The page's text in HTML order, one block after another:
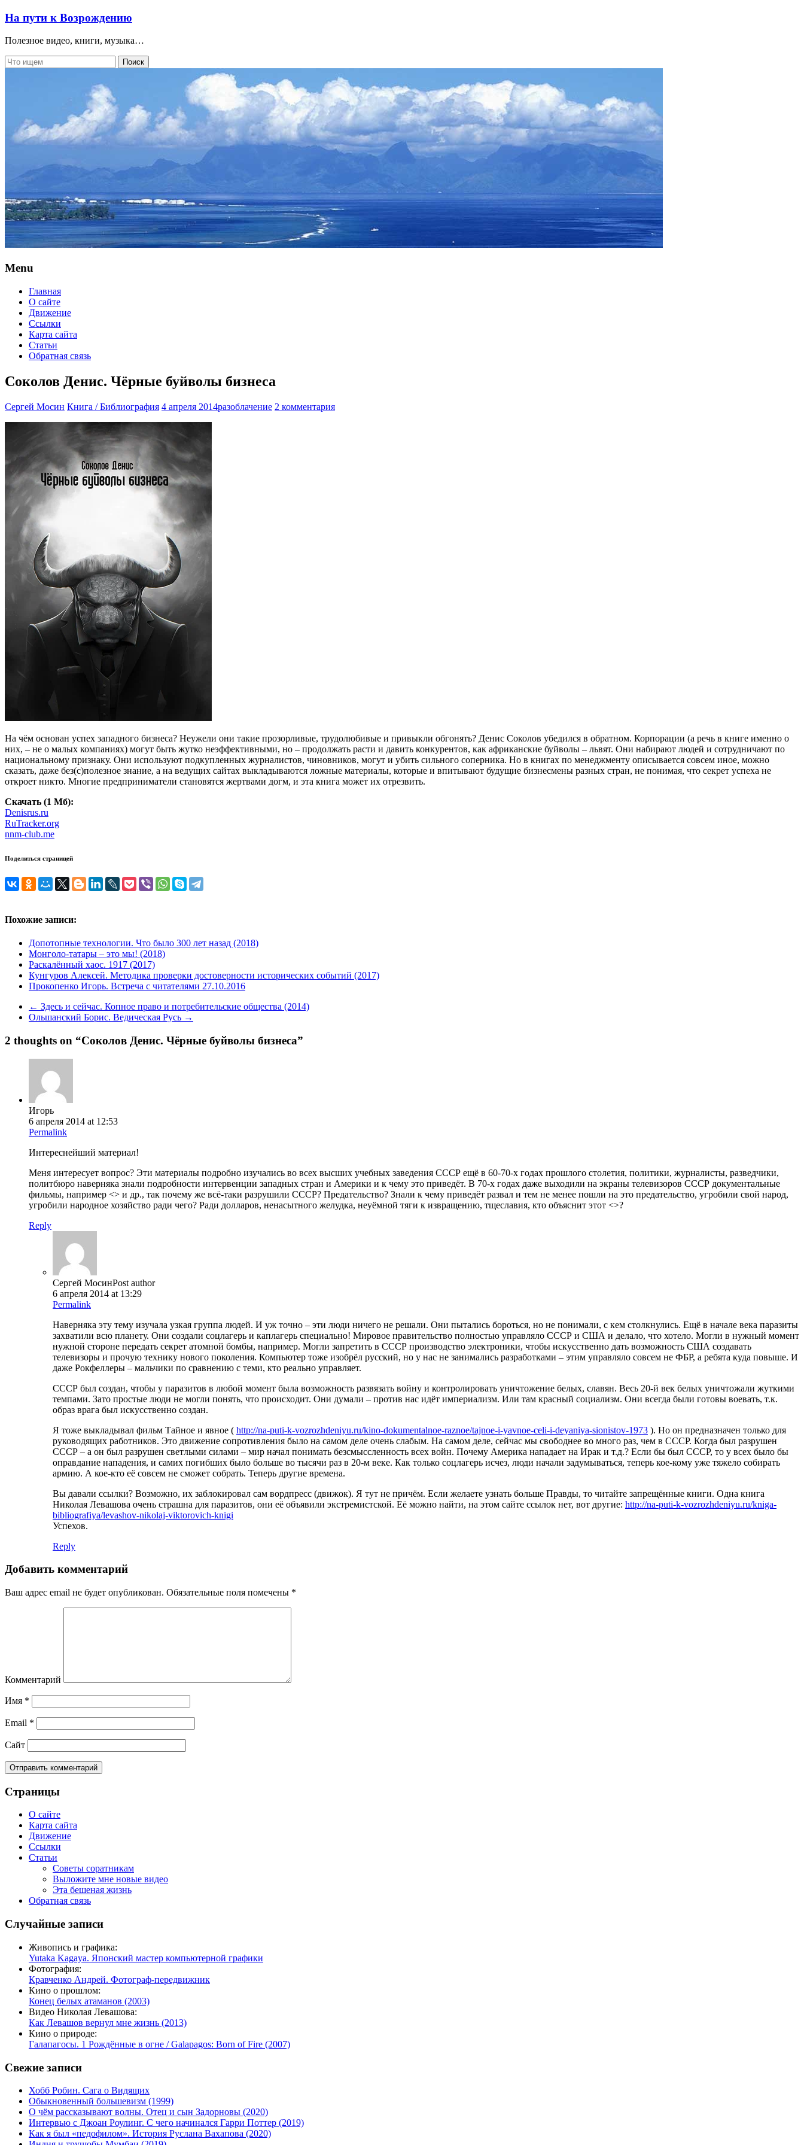
На пути к Возрождению
Полезное видео, книги, музыка…
Menu
Главная
О сайте
Движение
Ссылки
Карта сайта
Статьи
Обратная связь
Соколов Денис. Чёрные буйволы бизнеса
Сергей Мосин Книга / Библиография 4 апреля 2014разоблачение 2 комментария
На чём основан успех западного бизнеса? Неужели они такие прозорливые, трудолюбивые и привыкли обгонять? Денис Соколов убедился в обратном. Корпорации (а речь в книге именно о
них, – не о малых компаниях) могут быть жутко неэффективными, но – продолжать расти и давить конкурентов, как африканские буйволы – львят. Они набирают людей и сотрудничают по
национальному признаку. Они используют подкупленных журналистов, чиновников, могут и убить сильного соперника. Но в книгах по менеджменту описывается совсем иное, можно
сказать, даже без(с)полезное знание, а на ведущих сайтах выкладываются ложные материалы, которые и впитывают будущие бизнесмены разных стран, не понимая, что секрет успеха не
откроет никто. Многие предприниматели становятся жертвами догм, и эта книга может их отрезвить.
Скачать (1 Мб):
Denisrus.ru
RuTracker.org
nnm-club.me
Поделиться страницей
Похожие записи:
Допотопные технологии. Что было 300 лет назад (2018)
Монголо-татары – это мы! (2018)
Раскалённый хаос. 1917 (2017)
Кунгуров Алексей. Методика проверки достоверности исторических событий (2017)
Прокопенко Игорь. Встреча с читателями 27.10.2016
← Здесь и сейчас. Копное право и потребительские общества (2014)
Ольшанский Борис. Ведическая Русь →
2 thoughts on “Соколов Денис. Чёрные буйволы бизнеса”
Игорь
6 апреля 2014 at 12:53
Permalink
Интереснейший материал!
Меня интересует вопрос? Эти материалы подробно изучались во всех высших учебных заведения СССР ещё в 60-70-х годах прошлого столетия, политики, журналисты, разведчики,
политбюро наверняка знали подробности интервенции западных стран и Америки и к чему это приведёт. В 70-х годах даже выходили на экраны телевизоров СССР документальные
фильмы, например <> и др., так почему же всё-таки разрушили СССР? Предательство? Знали к чему приведёт развал и тем не менее пошли на это предательство, угробили свой народ,
угробили народное хозяйство ради чего? Ради долларов, ненасытного желудка, неуёмной тяги к извращению, тщеславия, кто объяснит этот <>?
Reply
Сергей МосинPost author
6 апреля 2014 at 13:29
Permalink
Наверняка эту тему изучала узкая группа людей. И уж точно – эти люди ничего не решали. Они пытались бороться, но не понимали, с кем столкнулись. Ещё в начале века паразиты
захватили всю планету. Они создали соцлагерь и каплагерь специально! Мировое правительство полностью управляло СССР и США и делало, что хотело. Могли в нужный момент
нужной стороне передать секрет атомной бомбы, например. Могли запретить в СССР производство электроники, чтобы искусственно дать возможность США создавать
телевизоры и прочую технику нового поколения. Компьютер тоже изобрёл русский, но у нас не занимались разработками – этим управляло совсем не ФБР, а ребята куда повыше. И
даже Рокфеллеры – мальчики по сравнению с теми, кто реально управляет.
СССР был создан, чтобы у паразитов в любой момент была возможность развязать войну и контролировать уничтожение белых, славян. Весь 20-й век белых уничтожали жуткими
темпами. Зато простые люди не могли понять, что происходит. Они думали – против нас идёт империализм. Или там красный социализм. Они всегда были готовы воевать, т.к.
образ врага был искусственно создан.
Я тоже выкладывал фильм Тайное и явное ( http://na-puti-k-vozrozhdeniyu.ru/kino-dokumentalnoe-raznoe/tajnoe-i-yavnoe-celi-i-deyaniya-sionistov-1973 ). Но он предназначен только для
руководящих работников. Это движение сопротивления было на самом деле очень слабым. На самом деле, сейчас мы свободнее во много раз, чем в СССР. Когда был разрушен
СССР – а он был разрушен светлыми силами – мир начал понимать безсмыссленность всех войн. Почему Америка нападает на Ирак и т.д.? Если бы был СССР, то у всех было бы
оправдание нападения, и самих погибших было больше во тысячи раз в 20-м веке. Как только соцлагерь исчез, люди начали задумываться, теперь кое-кому уже тяжело собирать
армию. А кое-кто её совсем не сможет собрать. Теперь другие времена.
Вы давали ссылки? Возможно, их заблокировал сам вордпресс (движок). Я тут не причём. Если желаете узнать больше Правды, то читайте запрещённые книги. Одна книга
Николая Левашова очень страшна для паразитов, они её объявили экстремистской. Её можно найти, на этом сайте ссылок нет, вот другие: http://na-puti-k-vozrozhdeniyu.ru/kniga-
bibliografiya/levashov-nikolaj-viktorovich-knigi
Успехов.
Reply
Добавить комментарий
Ваш адрес email не будет опубликован. Обязательные поля помечены *
Комментарий
Имя *
Email *
Сайт
Страницы
О сайте
Карта сайта
Движение
Ссылки
Статьи
Советы соратникам
Выложите мне новые видео
Эта бешеная жизнь
Обратная связь
Случайные записи
Живопись и графика:
Yutaka Kagaya. Японский мастер компьютерной графики
Фотография:
Кравченко Андрей. Фотограф-передвижник
Кино о прошлом:
Конец белых атаманов (2003)
Видео Николая Левашова:
Как Левашов вернул мне жизнь (2013)
Кино о природе:
Галапагосы. 1 Рождённые в огне / Galapagos: Born of Fire (2007)
Свежие записи
Хобб Робин. Сага о Видящих
Обыкновенный большевизм (1999)
О чём рассказывают волны. Отец и сын Задорновы (2020)
Интервью с Джоан Роулинг. С чего начинался Гарри Поттер (2019)
Как я был «педофилом». История Руслана Вахапова (2020)